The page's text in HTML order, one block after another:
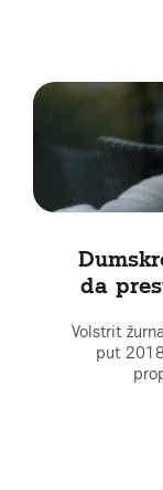
da
Volstrit
put